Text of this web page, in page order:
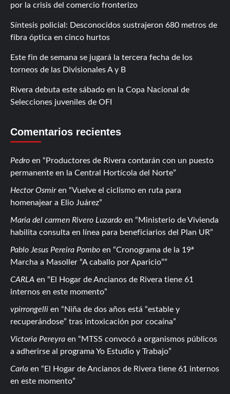
por la crisis del comercio fronterizo
Síntesis policial: Desconocidos sustrajeron 680 metros de
fibra óptica en cinco hurtos
Este fin de semana se jugará la tercera fecha de los
torneos de las Divisionales A y B
Rivera debuta este sábado en la Copa Nacional de
Selecciones juveniles de OFI
Comentarios recientes
Pedro en
Productores de Rivera contarán con un puesto
permanente en la Central Hortícola del Norte
Hector Osmiren
Vuelve el ciclismo en ruta para
homenajear a Elio Juárez
Maria del carmen Rivero Luzardo en
Ministerio de Vivienda
habilita consulta en línea para beneficiarios del Plan UR
Pablo Jesus Pereira Pombo en
Cronograma de la 19ª
Marcha a Masoller “A caballo por Aparicio”
CARLA en
El Hogar de Ancianos de Rivera tiene 61
internos en este momento
vpirrongelli en
Niña de dos años está “estable y
recuperándose” tras intoxicación por cocaína
Victoria Pereyra en
MTSS convocó a organismos públicos
a adherirse al programa Yo Estudio y Trabajo
Carla en
El Hogar de Ancianos de Rivera tiene 61 internos
en este momento